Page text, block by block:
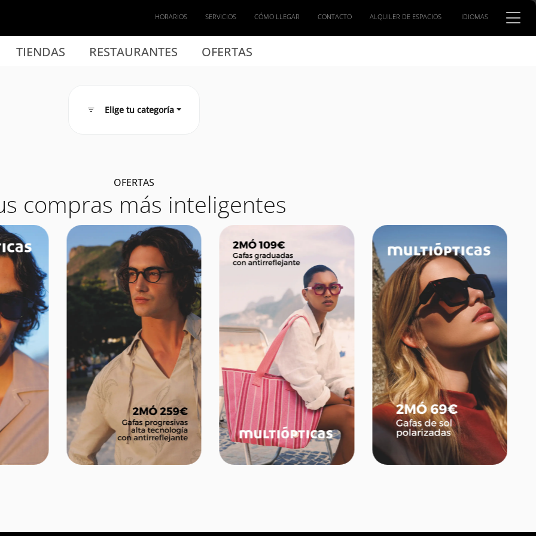
TIENDAS RESTAURANTES OFERTAS
HORARIOS SERVICIOS CÓMO LLEGAR CONTACTO ALQUILER DE ESPACIOS IDIOMAS
Elige tu categoría
OFERTAS
compras más inteligentes